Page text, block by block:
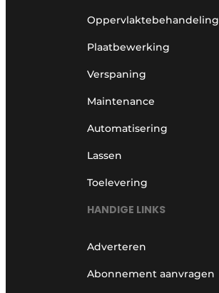
Oppervlaktebehandeling
Plaatbewerking
Verspaning
Maintenance
Automatisering
Lassen
Toelevering
HANDIGE LINKS
Adverteren
Abonnement aanvragen